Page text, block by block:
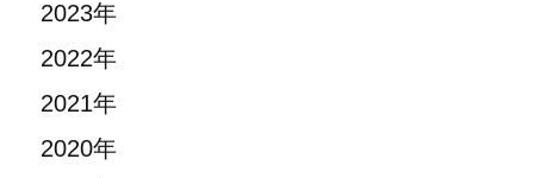
2023年
2022年
2021年
2020年